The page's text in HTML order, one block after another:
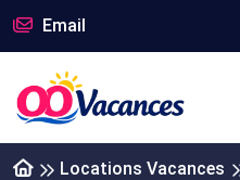
Email
Locations Vacances